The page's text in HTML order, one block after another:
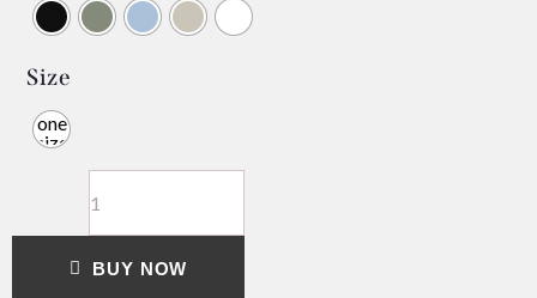
Size
one
size
BUY NOW